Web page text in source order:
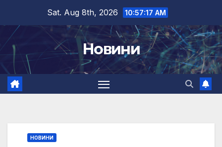
content
Sat. Aug 8th, 2026 10:57:18 AM
Новини
НОВИНИ